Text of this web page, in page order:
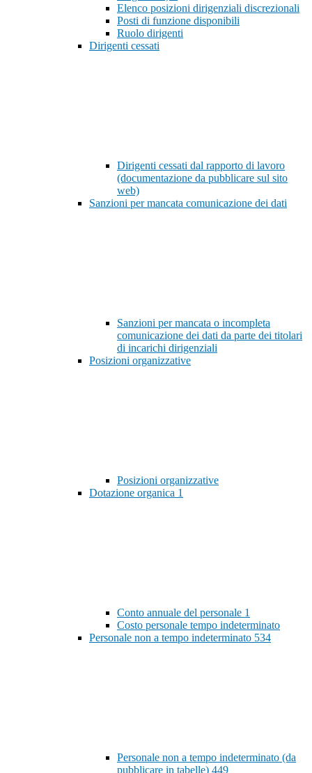
Elenco posizioni dirigenziali discrezionali
Posti di funzione disponibili
Ruolo dirigenti
Dirigenti cessati
Dirigenti cessati dal rapporto di lavoro
(documentazione da pubblicare sul sito
web)
Sanzioni per mancata comunicazione dei dati
Sanzioni per mancata o incompleta
comunicazione dei dati da parte dei titolari
di incarichi dirigenziali
Posizioni organizzative
Posizioni organizzative
Dotazione organica 1
Conto annuale del personale 1
Costo personale tempo indeterminato
Personale non a tempo indeterminato 534
Personale non a tempo indeterminato (da
pubblicare in tabelle) 449